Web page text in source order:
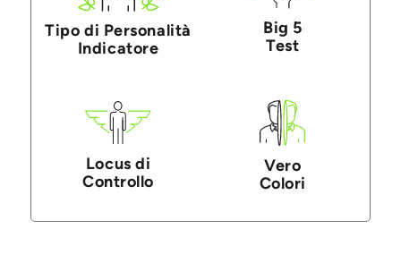
Tipo di Personalità
Indicatore
Big 5
Test
Locus di
Controllo
Vero
Colori